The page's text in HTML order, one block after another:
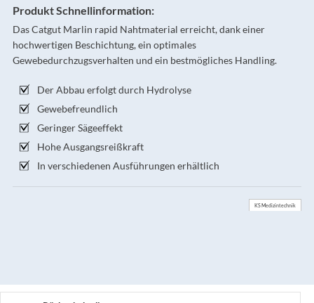
Produkt Schnellinformation:
Das Catgut Marlin rapid Nahtmaterial erreicht, dank einer
hochwertigen Beschichtung, ein optimales
Gewebedurchzugsverhalten und ein bestmögliches Handling.
Der Abbau erfolgt durch Hydrolyse
Gewebefreundlich
Geringer Sägeeffekt
Hohe Ausgangsreißkraft
In verschiedenen Ausführungen erhältlich
KS Medizintechnik